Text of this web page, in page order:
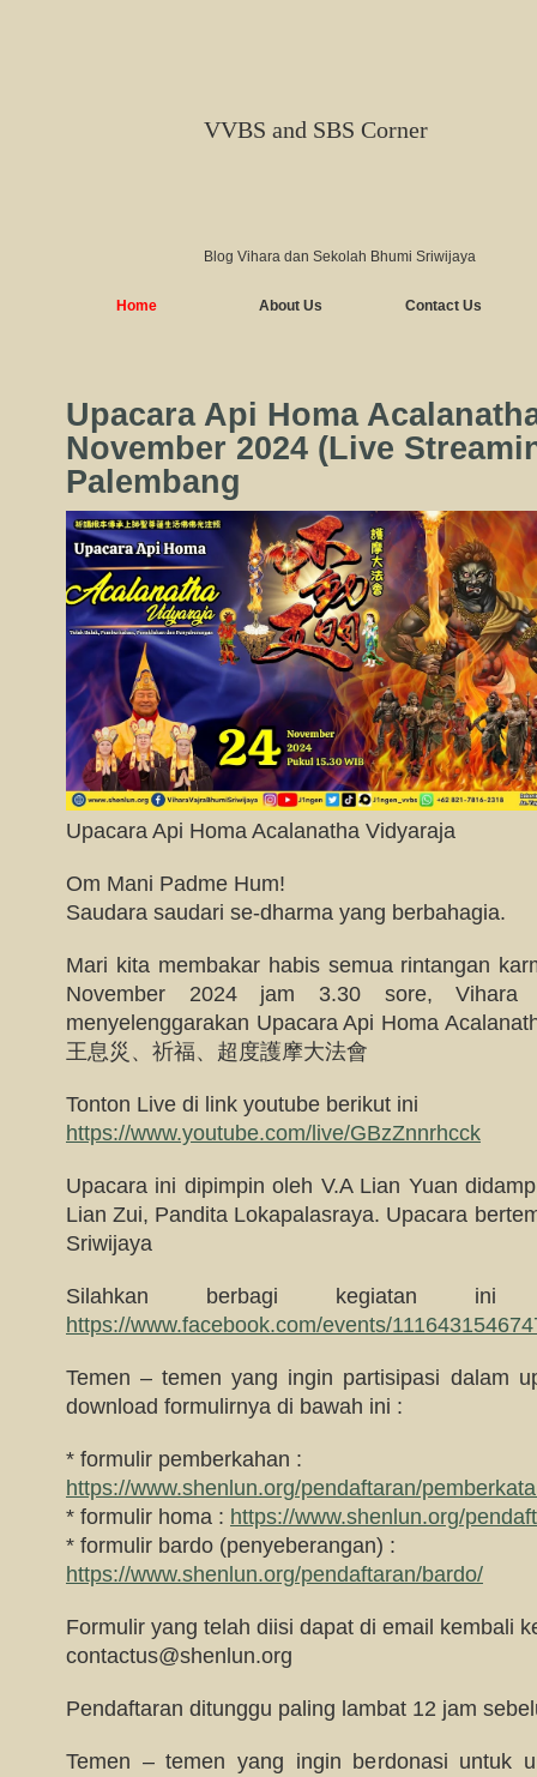
VVBS and SBS Corner
Blog Vihara dan Sekolah Bhumi Sriwijaya
Home About Us Contact Us
Upacara Api Homa
November 2024 (Live
Palembang
Upacara Api Homa Acalanatha Vidyaraja
Om Mani Padme Hum!
Saudara saudari se-dharma yang berbahagia.
Mari kita membakar habis semua rintangan
November 2024 jam 3.30 sore, Vihara
menyelenggarakan Upacara Api Homa
王息災、祈福、超度護摩大法會
Tonton Live di link youtube berikut ini
https://www.youtube.com/live/GBzZnnrhcck
Upacara ini dipimpin oleh V.A Lian Yuan
Lian Zui, Pandita Lokapalasraya. Upacara
Sriwijaya
Silahkan berbagi kegiatan
https://www.facebook.com/events/
Temen – temen yang ingin partisipasi dalam
download formulirnya di bawah ini :
* formulir pemberkahan :
https://www.shenlun.org/pendaftaran/
* formulir homa : https://www.shenlun.org/
* formulir bardo (penyeberangan) :
https://www.shenlun.org/pendaftaran/bardo/
Formulir yang telah diisi dapat di email kembali
contactus@shenlun.org
Pendaftaran ditunggu paling lambat 12 jam
Temen – temen yang ingin berdonasi untuk